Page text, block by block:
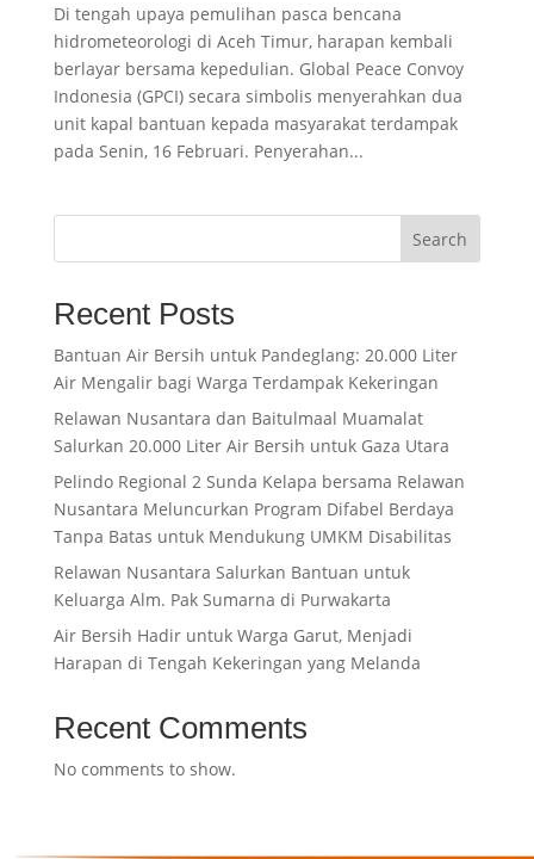
Di tengah upaya pemulihan pasca bencana
hidrometeorologi di Aceh Timur, harapan kembali
berlayar bersama kepedulian. Global Peace Convoy
Indonesia (GPCI) secara simbolis menyerahkan dua
unit kapal bantuan kepada masyarakat terdampak
pada Senin, 16 Februari. Penyerahan...
Search
Recent Posts
Bantuan Air Bersih untuk Pandeglang: 20.000 Liter
Air Mengalir bagi Warga Terdampak Kekeringan
Relawan Nusantara dan Baitulmaal Muamalat
Salurkan 20.000 Liter Air Bersih untuk Gaza Utara
Pelindo Regional 2 Sunda Kelapa bersama Relawan
Nusantara Meluncurkan Program Difabel Berdaya
Tanpa Batas untuk Mendukung UMKM Disabilitas
Relawan Nusantara Salurkan Bantuan untuk
Keluarga Alm. Pak Sumarna di Purwakarta
Air Bersih Hadir untuk Warga Garut, Menjadi
Harapan di Tengah Kekeringan yang Melanda
Recent Comments
No comments to show.